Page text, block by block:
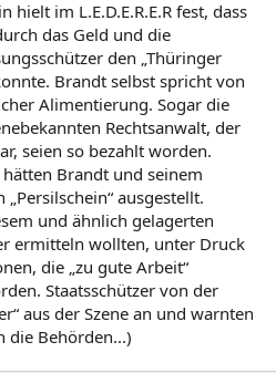
hielt im L.E.D.E.R.E.R fest, dass
das Geld und die
den „Thüringer
Brandt selbst spricht von
Alimentierung. Sogar die
Rechtsanwalt, der
seien so bezahlt worden.
Brandt und seinem
ausgestellt.
und ähnlich gelagerten
ermitteln wollten, unter Druck
die „zu gute Arbeit“
Staatsschützer von der
aus der Szene an und warnten
die Behörden...)